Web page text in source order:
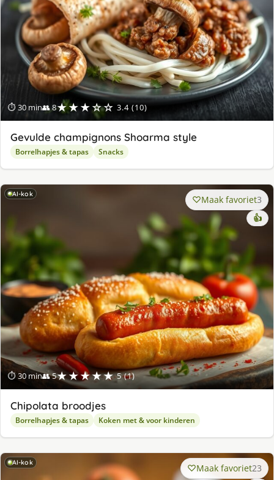
⏱ 30 min👥 8★★★☆☆ 3.4 (10)
Gevulde champignons Shoarma style
Borrelhapjes & tapas Snacks
AI-kok
⏱ 30 min👥 5★★★★★ 5 (1)
Maak favoriet3
👍
Chipolata broodjes
Borrelhapjes & tapas Koken met & voor kinderen
AI-kok Maak favoriet23